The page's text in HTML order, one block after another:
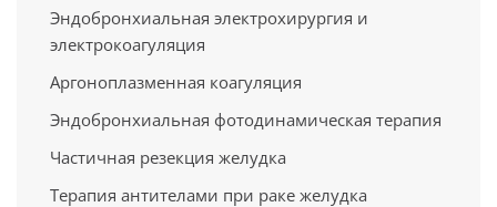
Эндобронхиальная электрохирургия и
электрокоагуляция
Аргоноплазменная коагуляция
Эндобронхиальная фотодинамическая терапия
Частичная резекция желудка
Терапия антителами при раке желудка